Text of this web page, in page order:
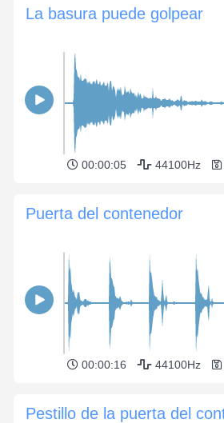
La basura puede golpear
00:00:05 44100Hz
Puerta del contenedor
00:00:16 44100Hz